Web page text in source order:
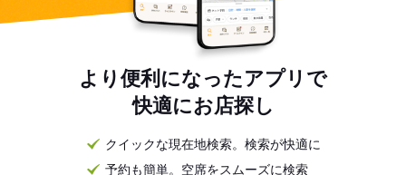
より便利になったアプリで
快適にお店探し
クイックな現在地検索。検索が快適に
予約も簡単。空席をスムーズに検索